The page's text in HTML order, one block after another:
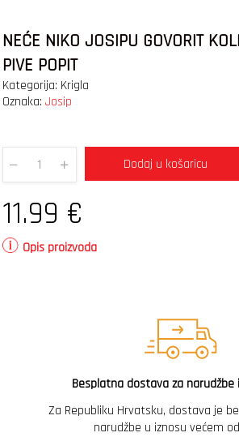
NEĆE NIKO JOSIPU GOVORIT
PIVE POPIT
Kategorija: Krigla
Oznaka: Josip
Quantity
Dodaj u košaricu
11.99 €
Opis proizvoda
Besplatna dostava za narudžbe
Za Republiku Hrvatsku, dostava je
narudžbe u iznosu većem